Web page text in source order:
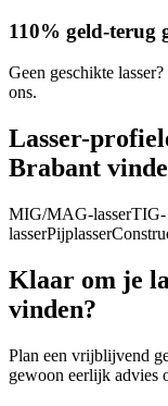
110% geld-terug
Geen geschikte
ons.
Lasser-
Brabant
MIG/MAG-lasserTIG-
lasserPijplasser
Klaar om je
vinden?
Plan een vrijblijvend
gewoon eerlijk advies